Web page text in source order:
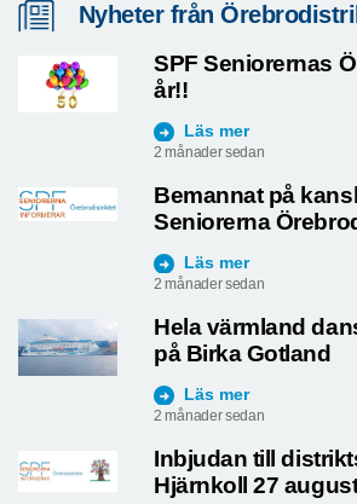
Nyheter från
SPF Seniorernas
år!!
Läs mer
2 månader sedan
Bemannat på
Seniorerna
Läs mer
2 månader sedan
Hela värmland
på Birka Gotland
Läs mer
2 månader sedan
Inbjudan till
Hjärnkoll 27